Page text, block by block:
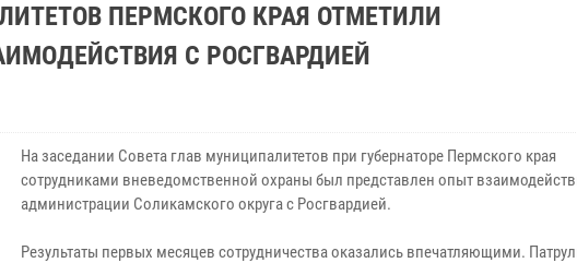
ПЕРМСКОГО КРАЯ ОТМЕТИЛИ
С РОСГВАРДИЕЙ
На заседании Совета глав муниципалитетов при губернаторе Пермского края
сотрудниками вневедомственной охраны был представлен опыт
администрации Соликамского округа с Росгвардией.
Результаты первых месяцев сотрудничества оказались впечатляющими.